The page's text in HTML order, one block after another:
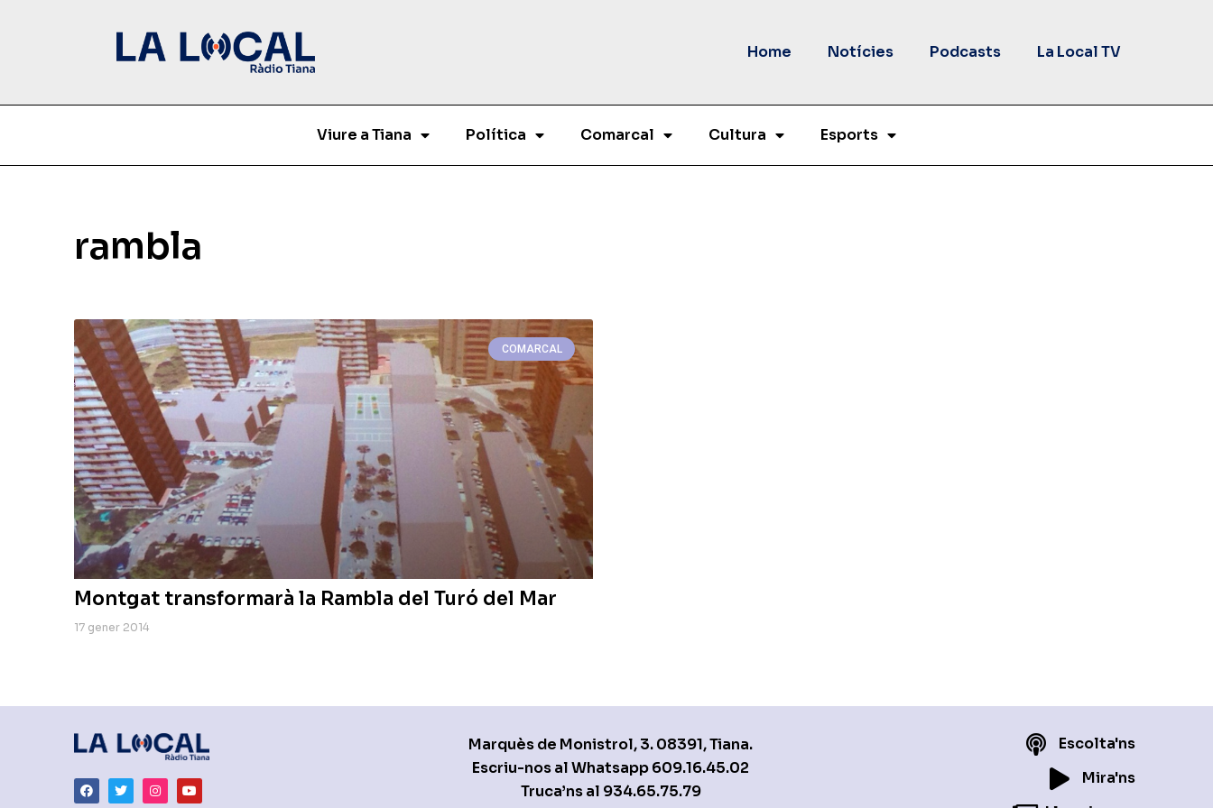
Home Notícies Podcasts La Local TV
Viure a Tiana Política Comarcal Cultura Esports
rambla
COMARCAL
Montgat transformarà la Rambla del Turó del Mar
17 gener 2014
Marquès de Monistrol, 3. 08391, Tiana.
Escriu-nos al Whatsapp609.16.45.02
Truca’ns al 934.65.75.79
Escolta'ns
Mira'ns